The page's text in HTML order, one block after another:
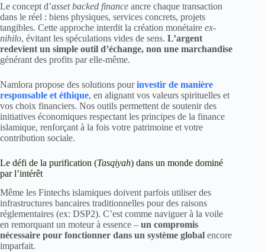
Le concept d’asset backed finance ancre chaque transaction
dans le réel : biens physiques, services concrets, projets
tangibles. Cette approche interdit la création monétaire ex-
nihilo, évitant les spéculations vides de sens. L’argent
redevient un simple outil d’échange, non une marchandise
générant des profits par elle-même.
Namlora propose des solutions pourinvestir de manière
responsable et éthique, en alignant vos valeurs spirituelles et
vos choix financiers. Nos outils permettent de soutenir des
initiatives économiques respectant les principes de la finance
islamique, renforçant à la fois votre patrimoine et votre
contribution sociale.
Le défi de la purification (Tasqiyah) dans un monde dominé
par l’intérêt
Même les Fintechs islamiques doivent parfois utiliser des
infrastructures bancaires traditionnelles pour des raisons
réglementaires (ex: DSP2). C’est comme naviguer à la voile
en remorquant un moteur à essence – un compromis
nécessaire pour fonctionner dans un système global encore
imparfait.